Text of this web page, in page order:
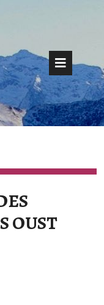
OUST